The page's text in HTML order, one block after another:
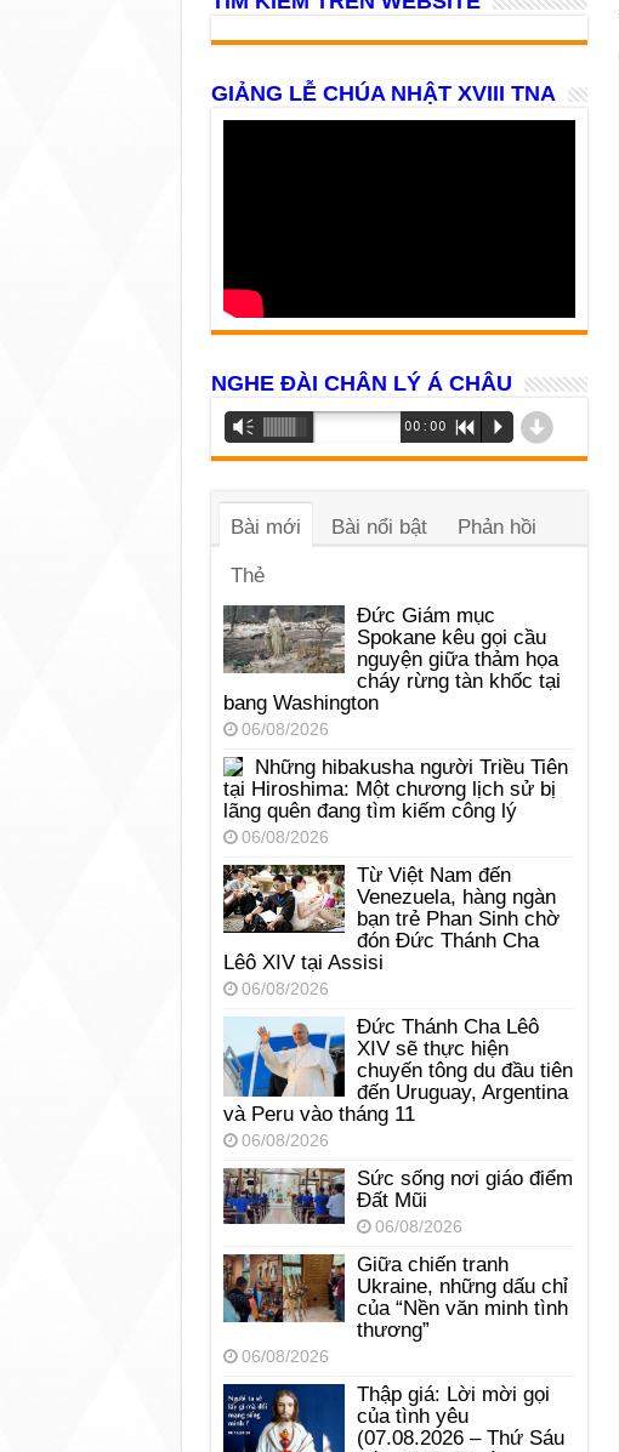
GIẢNG LỄ CHÚA NHẬT XVIII TNA
NGHE ĐÀI CHÂN LÝ Á CHÂU
Trình
phát
âm
Vm 00:00 R P d
Bài mới Bài nổi bật Phản hồi
Thẻ
Đức Giám mục
Spokane kêu gọi cầu
nguyện giữa thảm họa
cháy rừng tàn khốc tại
bang Washington
06/08/2026
Những hibakusha người Triều Tiên
tại Hiroshima: Một chương lịch sử bị
lãng quên đang tìm kiếm công lý
06/08/2026
Từ Việt Nam đến
Venezuela, hàng ngàn
bạn trẻ Phan Sinh chờ
đón Đức Thánh Cha
Lêô XIV tại Assisi
06/08/2026
Đức Thánh Cha Lêô
XIV sẽ thực hiện
chuyến tông du đầu tiên
đến Uruguay, Argentina
và Peru vào tháng 11
06/08/2026
Sức sống nơi giáo điểm
Đất Mũi
06/08/2026
Giữa chiến tranh
Ukraine, những dấu chỉ
của “Nền văn minh tình
thương”
06/08/2026
Thập giá: Lời mời gọi
của tình yêu
(07.08.2026 – Thứ Sáu